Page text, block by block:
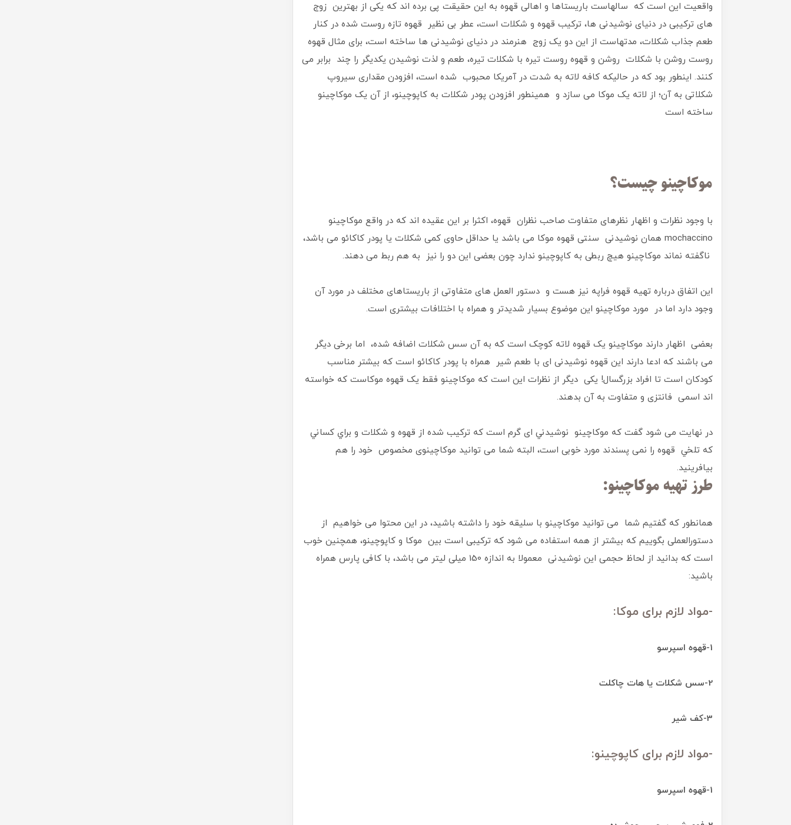
واقعیت این است که سالهاست باریستاها و اهالی قهوه به این حقیقت پی برده اند که یکی از بهترین زوج
های ترکیبی در دنیای نوشیدنی ها، ترکیب قهوه و شکلات است، عطر بی نظیر قهوه تازه روست شده در کنار
طعم جذاب شکلات، مدتهاست از این دو یک زوج هنرمند در دنیای نوشیدنی ها ساخته است، برای مثال قهوه
روست روشن با شکلات روشن و قهوه روست تیره با شکلات تیره، طعم و لذت نوشیدن یکدیگر را چند برابر می
کنند. اینطور بود که در حالیکه کافه لاته به شدت در آمریکا محبوب شده است، افزودن مقداری سیروپ
شکلاتی به آن؛ از لاته یک موکا می سازد و همینطور افزودن پودر شکلات به کاپوچینو، از آن یک موکاچینو
ساخته است
موکاچینو چیست؟
با وجود نظرات و اظهار نظرهای متفاوت صاحب نظران قهوه، اکثرا بر این عقیده اند که در واقع موکاچینو
mochaccino همان نوشیدنی سنتی قهوه موکا می باشد یا حداقل حاوی کمی شکلات یا پودر کاکائو می باشد،
ناگفته نماند موکاچینو هیچ ربطی به کاپوچینو ندارد چون بعضی این دو را نیز به هم ربط می دهند.
این اتفاق درباره تهیه قهوه فراپه نیز هست و دستور العمل های متفاوتی از باریستاهای مختلف در مورد آن
وجود دارد اما در مورد موکاچینو این موضوع بسیار شدیدتر و همراه با اختلافات بیشتری است.
بعضی اظهار دارند موکاچینو یک قهوه لاته کوچک است که به آن سس شکلات اضافه شده، اما برخی دیگر
می باشند که ادعا دارند این قهوه نوشیدنی ای با طعم شیر همراه با پودر کاکائو است که بیشتر مناسب
کودکان است تا افراد بزرگسال! یکی دیگر از نظرات این است که موکاچینو فقط یک قهوه موکاست که خواسته
اند اسمی فانتزی و متفاوت به آن بدهند.
در نهایت می شود گفت که موكاچينو نوشيدني ای گرم است كه تركيب شده از قهوه و شكلات و براي كساني
كه تلخي قهوه را نمی پسندند مورد خوبی است، البته شما می توانید موکاچینوی مخصوص خود را هم
بیافرینید.
طرز تهیه موکاچینو:
همانطور که گفتیم شما می توانید موکاچینو با سلیقه خود را داشته باشید، در این محتوا می خواهیم از
دستورالعملی بگوییم که بیشتر از همه استفاده می شود که ترکیبی است بین موکا و کاپوچینو، همچنین خوب
است که بدانید از لحاظ حجمی این نوشیدنی معمولا به اندازه 150 میلی لیتر می باشد، با کافی پارس همراه
باشید:
-مواد لازم برای موکا:
1-قهوه اسپرسو
2-سس شکلات یا هات چاکلت
3-کف شیر
-مواد لازم برای کاپوچینو:
1-قهوه اسپرسو